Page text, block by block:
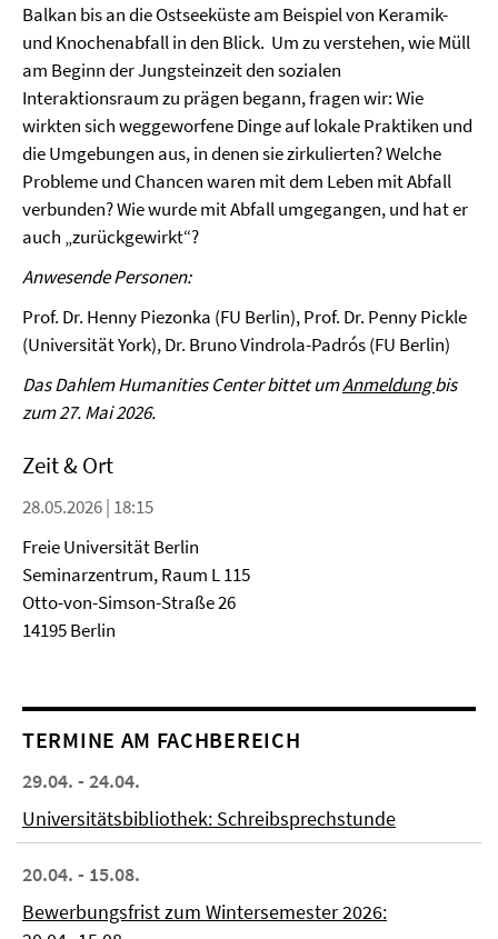
Balkan bis an die Ostseeküste am Beispiel von Keramik-
und Knochenabfall in den Blick. Um zu verstehen, wie Müll
am Beginn der Jungsteinzeit den sozialen
Interaktionsraum zu prägen begann, fragen wir: Wie
wirkten sich weggeworfene Dinge auf lokale Praktiken und
die Umgebungen aus, in denen sie zirkulierten? Welche
Probleme und Chancen waren mit dem Leben mit Abfall
verbunden? Wie wurde mit Abfall umgegangen, und hat er
auch „zurückgewirkt“?
Anwesende Personen:
Prof. Dr. Henny Piezonka (FU Berlin), Prof. Dr. Penny Pickle
(Universität York), Dr. Bruno Vindrola-Padrós (FU Berlin)
Das Dahlem Humanities Center bittet umAnmeldungbis
zum 27. Mai 2026.
Zeit & Ort
28.05.2026 | 18:15
Freie Universität Berlin
Seminarzentrum, Raum L 115
Otto-von-Simson-Straße 26
14195 Berlin
TERMINE AM FACHBEREICH
29.04. - 24.04.
Universitätsbibliothek: Schreibsprechstunde
20.04. - 15.08.
Bewerbungsfrist zum Wintersemester 2026: